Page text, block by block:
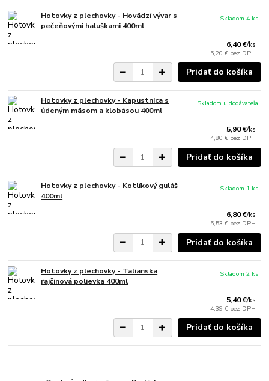
Hotovky z plechovky - Hovädzí vývar s
pečeňovými haluškami 400ml
6,40 €/ks
5,20 € bez DPH
Skladom 4 ks
Pridať do košíka
Hotovky z plechovky - Kapustnica s
údeným mäsom a klobásou 400ml
5,90 €/ks
4,80 € bez DPH
Skladom u dodávateľa
Pridať do košíka
Hotovky z plechovky - Kotlíkový guláš
400ml
6,80 €/ks
5,53 € bez DPH
Skladom 1 ks
Pridať do košíka
Hotovky z plechovky - Talianska
rajčinová polievka 400ml
5,40 €/ks
4,39 € bez DPH
Skladom 2 ks
Pridať do košíka